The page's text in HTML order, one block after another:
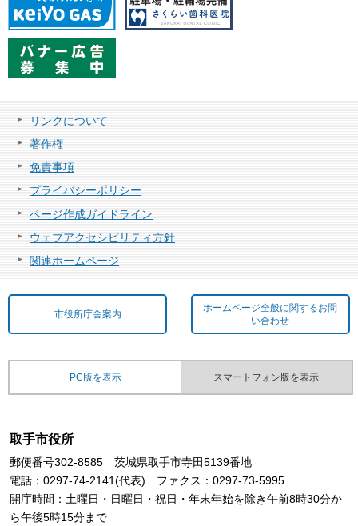
リンクについて
著作権
免責事項
プライバシーポリシー
ページ作成ガイドライン
ウェブアクセシビリティ方針
関連ホームページ
市役所庁舎案内
ホームページ全般に関するお問
い合わせ
PC版を表示 スマートフォン版を表示
取手市役所
郵便番号302-8585 茨城県取手市寺田5139番地
電話：0297-74-2141(代表) ファクス：0297-73-5995
開庁時間：土曜日・日曜日・祝日・年末年始を除き午前8時30分か
ら午後5時15分まで